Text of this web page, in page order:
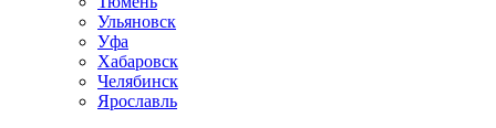
Ульяновск
Уфа
Хабаровск
Челябинск
Ярославль